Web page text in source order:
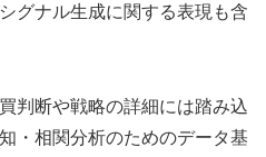
グナル生成に関する表現も含
判断や戦略の詳細には踏み込
・相関分析のためのデータ基